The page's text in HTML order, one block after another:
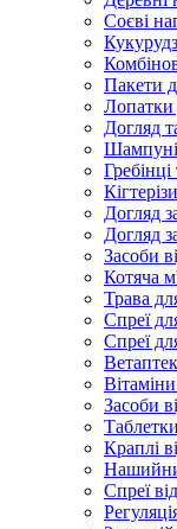
Соєві
Пакети
Лопатки
Догляд
Шампуні
Догляд
Догляд
Засоби
Котяча
Трава
Спреї
Спреї
Засоби
Краплі
Спреї